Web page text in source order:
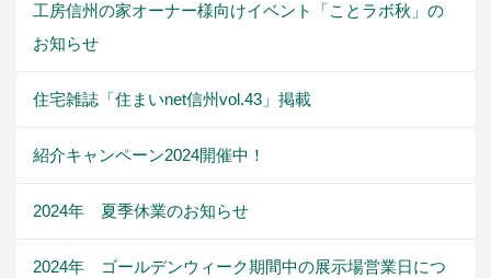
工房信州の家オーナー様向けイベント「ことラボ秋」の
お知らせ
住宅雑誌「住まいnet信州vol.43」掲載
紹介キャンペーン2024開催中！
2024年 夏季休業のお知らせ
2024年 ゴールデンウィーク期間中の展示場営業日につ